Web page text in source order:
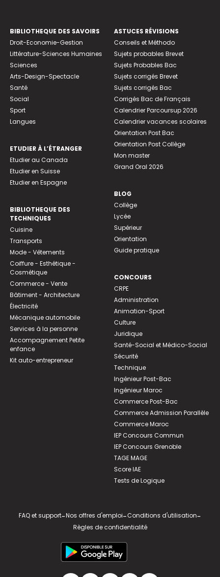
BIBLIOTHEQUE DES SAVOIRS
Droit-Economie-Gestion
Littérature-Sciences Humaines
Sciences
Arts-Design-Spectacle
Santé
Social
Sport
Langues
ETUDIER À L’ÉTRANGER
Etudier au Canada
Etudier en Suisse
Etudier en Espagne
BIBLIOTHEQUE DES
TECHNIQUES
Cuisine
Transports
Mode - Vêtements
Coiffure - Esthétique -
Cosmétique
Commerce - Vente
Bâtiment - Architecture
Électricité
Mécanique automobile
Services à la personne
Accompagnement Petite
enfance
Kit auto-entrepreneur
ASTUCES RÉVISIONS
Conseils et Méthodo
Sujets probables Brevet
Sujets Probables Bac
Sujets corrigés Brevet
Sujets corrigés Bac
Corrigés Bac de Français
Calendrier Parcoursup 2026
Calendrier vacances scolaires
Orientation Post Bac
Orientation Post Collège
Mon master
Grand Oral 2026
BLOG
Collège
Lycée
Supérieur
Orientation
Guide pratique
CONCOURS
CRPE
Administration
Animation-Sport
Culture
Juridique
Santé-Social et Médico-Social
Sécurité
Technique
Ingénieur Post-Bac
Ingénieur Maroc
Commerce Post-Bac
Commerce Admission Parallèle
Commerce Maroc
IEP Concours Commun
IEP Concours Grenoble
TAGE MAGE
Score IAE
Tests de Logique
FAQ et support-Nos offres d'emploi-Conditions d'utilisation-
Règles de confidentialité